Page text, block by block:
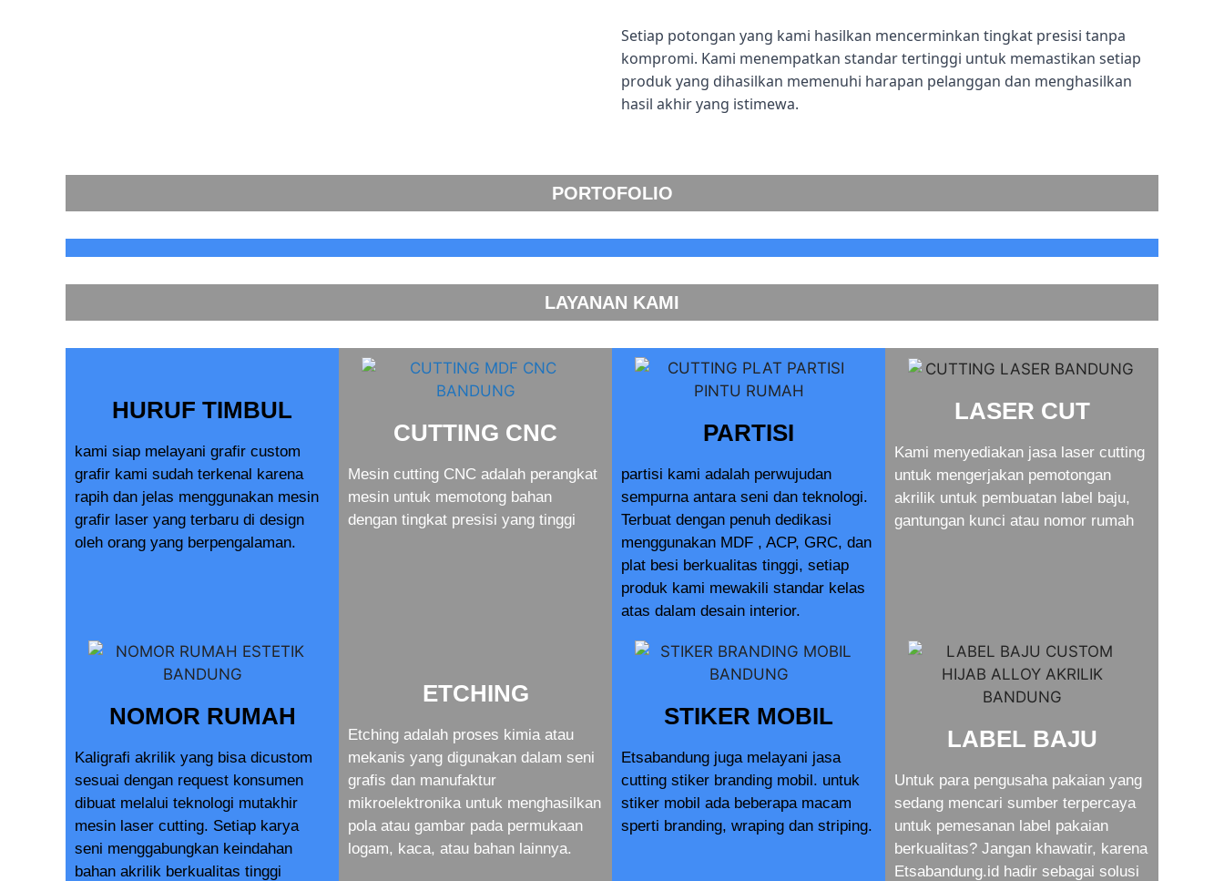
Setiap potongan yang kami hasilkan mencerminkan tingkat presisi tanpa
kompromi. Kami menempatkan standar tertinggi untuk memastikan setiap
produk yang dihasilkan memenuhi harapan pelanggan dan menghasilkan
hasil akhir yang istimewa.
PORTOFOLIO
LAYANAN KAMI
HURUF TIMBUL
kami siap melayani grafir custom
grafir kami sudah terkenal karena
rapih dan jelas menggunakan mesin
grafir laser yang terbaru di design
oleh orang yang berpengalaman.
CUTTING CNC
Mesin cutting CNC adalah perangkat
mesin untuk memotong bahan
dengan tingkat presisi yang tinggi
PARTISI
partisi kami adalah perwujudan
sempurna antara seni dan teknologi.
Terbuat dengan penuh dedikasi
menggunakan MDF , ACP, GRC, dan
plat besi berkualitas tinggi, setiap
produk kami mewakili standar kelas
atas dalam desain interior.
LASER CUT
Kami menyediakan jasa laser cutting
untuk mengerjakan pemotongan
akrilik untuk pembuatan label baju,
gantungan kunci atau nomor rumah
NOMOR RUMAH
Kaligrafi akrilik yang bisa dicustom
sesuai dengan request konsumen
dibuat melalui teknologi mutakhir
mesin laser cutting. Setiap karya
seni menggabungkan keindahan
bahan akrilik berkualitas tinggi
ETCHING
Etching adalah proses kimia atau
mekanis yang digunakan dalam seni
grafis dan manufaktur
mikroelektronika untuk menghasilkan
pola atau gambar pada permukaan
logam, kaca, atau bahan lainnya.
STIKER MOBIL
Etsabandung juga melayani jasa
cutting stiker branding mobil. untuk
stiker mobil ada beberapa macam
sperti branding, wraping dan striping.
LABEL BAJU
Untuk para pengusaha pakaian yang
sedang mencari sumber terpercaya
untuk pemesanan label pakaian
berkualitas? Jangan khawatir, karena
Etsabandung.id hadir sebagai solusi